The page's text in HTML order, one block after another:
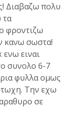
Διαβαζω πολυ
τα
φροντιζω
κανω σωστα!
ειναι
συνολο 6-7
φυλλα ομως
Την εχω
σε